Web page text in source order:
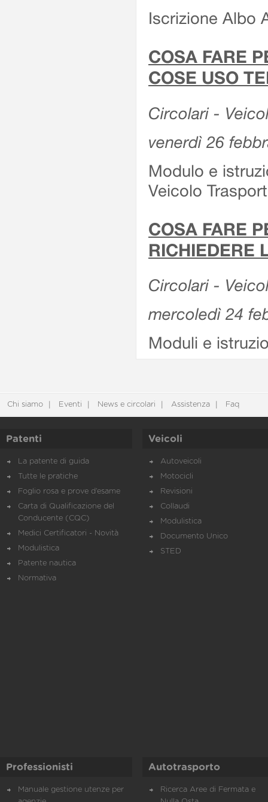
Iscrizione Albo
COSA FARE
COSE USO
Circolari -
venerdì 26
Modulo e
Veicolo
COSA FARE
RICHIEDERE
Circolari -
mercoledì 24
Moduli e
Chi siamo Eventi News e circolari Assistenza Faq
Patenti
La patente di guida
Tutte le pratiche
Foglio rosa e prove d’esame
Carta di Qualificazione del
Conducente (CQC)
Medici Certificatori - Novità
Modulistica
Patente nautica
Normativa
Veicoli
Autoveicoli
Motocicli
Revisioni
Collaudi
Modulistica
Documento Unico
STED
Professionisti
Manuale gestione utenze per
Autotrasporto
Ricerca Aree di Fermata e